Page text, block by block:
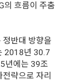
의 흐름이 주춤
정반대 방향을
2018년 30.7
년에는 39조
략으로 자리